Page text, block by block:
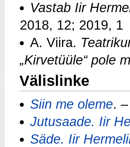
Vastab Iir
2018, 12; 2019, 1
A. Viira.
„Kirvetüüle“ pole
Välislinke
Siin me oleme.
Jutusaade. Iir
Säde. Iir